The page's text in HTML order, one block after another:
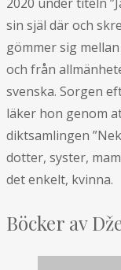
sin själ där och
gömmer sig
och från
svenska. Sorgen
läker hon genom
diktsamlingen
dotter, syster,
det enkelt, kvinna.
Böcker av